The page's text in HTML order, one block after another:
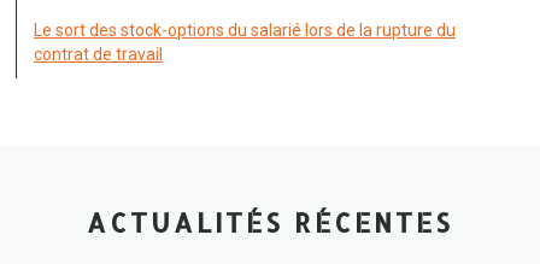
Le sort des stock-options du salarié lors de la rupture du
contrat de travail
ACTUALITÉS RÉCENTES